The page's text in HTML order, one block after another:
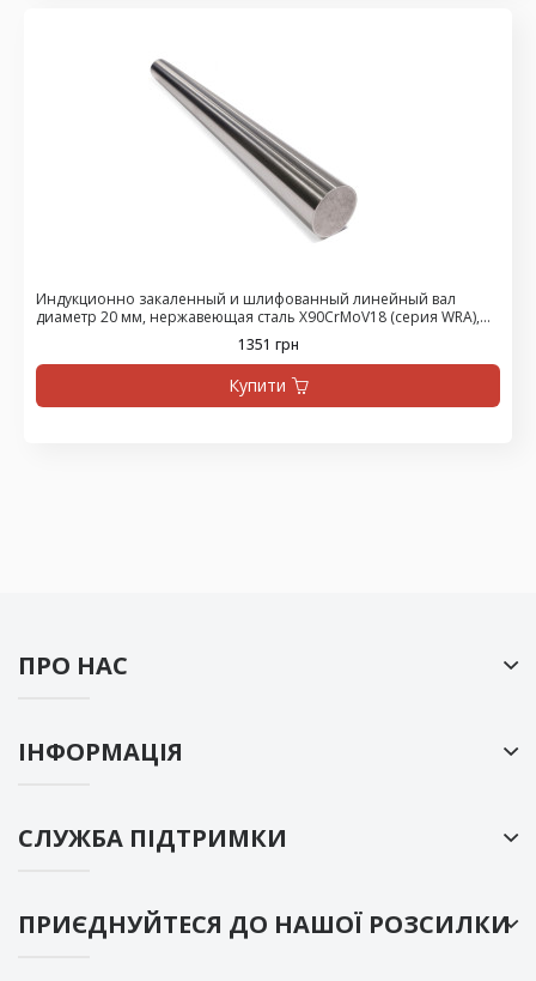
Индукционно закаленный и шлифованный линейный вал
диаметр 20 мм, нержавеющая сталь X90CrMoV18 (серия WRA),
1351 грн
Купити
ПРО НАС
ІНФОРМАЦІЯ
СЛУЖБА ПІДТРИМКИ
ПРИЄДНУЙТЕСЯ ДО НАШОЇ РОЗСИЛКИ